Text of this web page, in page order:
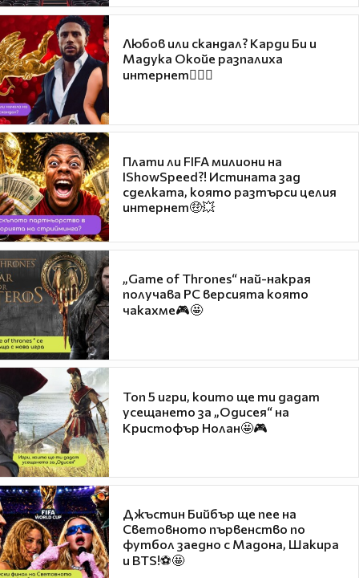
Любов или скандал? Карди Би и
Мадука Окойе разпалиха
интернет❤️‍🔥🔥
Плати ли FIFA милиони на
IShowSpeed?! Истината зад
сделката, която разтърси целия
интернет🤑💥
„Game of Thrones“ най-накрая
получава PC версията която
чакахме🎮🤩
Топ 5 игри, които ще ти дадат
усещането за „Одисея“ на
Кристофър Нолан🤩🎮
Джъстин Бийбър ще пее на
Световното първенство по
футбол заедно с Мадона, Шакира
и BTS!⚽🤩